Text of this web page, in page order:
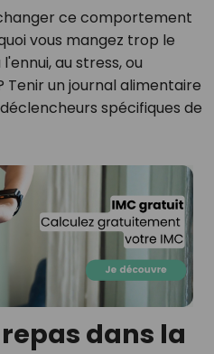
ce comportement
vous mangez trop le
au stress, ou
un journal alimentaire
spécifiques de
dans la